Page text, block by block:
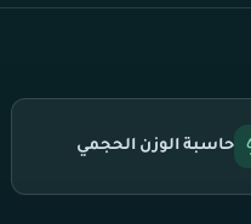
حاسبة الوزن الحجمي